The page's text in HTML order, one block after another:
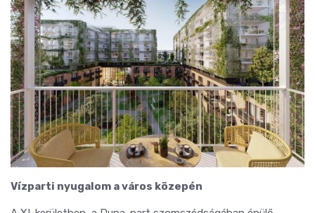
Vízparti nyugalom a város közepén